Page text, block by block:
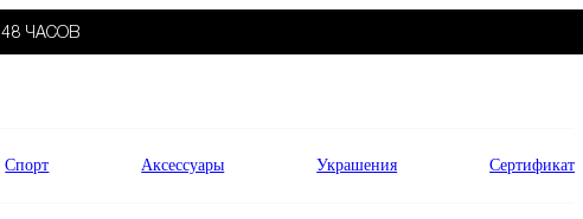
48 ЧАСОВ
Спорт Аксессуары Украшения Сертификат